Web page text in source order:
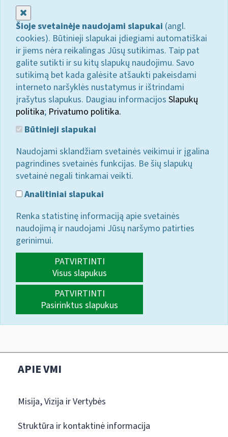
Šioje svetainėje naudojami slapukai (angl.
cookies). Būtinieji slapukai įdiegiami automatiškai
ir jiems nėra reikalingas Jūsų sutikimas. Taip pat
galite sutikti ir su kitų slapukų naudojimu. Savo
sutikimą bet kada galėsite atšaukti pakeisdami
interneto naršyklės nustatymus ir ištrindami
įrašytus slapukus. Daugiau informacijos Slapukų
politika; Privatumo politika.
Būtinieji slapukai
Naudojami sklandžiam svetainės veikimui ir įgalina
pagrindines svetainės funkcijas. Be šių slapukų
svetainė negali tinkamai veikti.
Analitiniai slapukai
Renka statistinę informaciją apie svetainės
naudojimą ir naudojami Jūsų naršymo patirties
gerinimui.
PATVIRTINTI
Visus slapukus
PATVIRTINTI
Pasirinktus slapukus
APIE VMI
Misija, Vizija ir Vertybės
Struktūra ir kontaktinė informacija